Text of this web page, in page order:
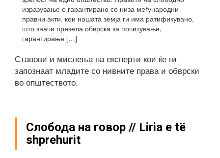
изразување е гарантирано со низа меѓународни
правни акти, кои нашата земја ги има ратификувано,
што значи презела обврска за почитување,
гарантирање […]
Ставови и мислења на експерти кои ќе ги
запознаат младите со нивните права и обврски
во општеството.
Слобода на говор // Liria e të
shprehurit